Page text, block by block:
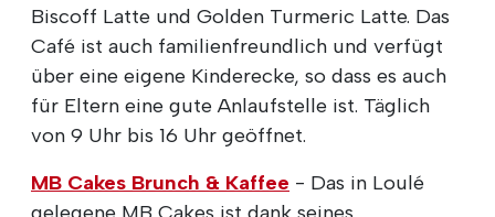
Biscoff Latte und Golden Turmeric Latte. Das
Café ist auch familienfreundlich und verfügt
über eine eigene Kinderecke, so dass es auch
für Eltern eine gute Anlaufstelle ist. Täglich
von 9 Uhr bis 16 Uhr geöffnet.
MB Cakes Brunch & Kaffee - Das in Loulé